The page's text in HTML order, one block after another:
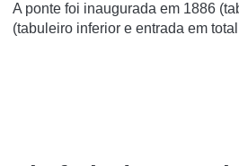
A ponte foi inaugurada em 1886
(tabuleiro inferior e entrada em